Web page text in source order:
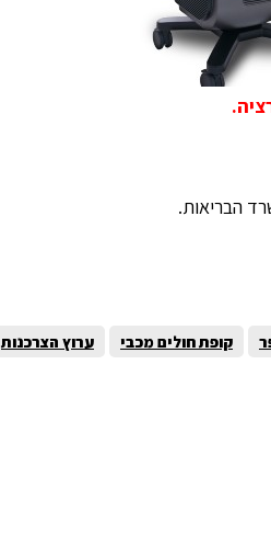
הבריאות.
קופת חולים מכבי ערוץ הצרכנות